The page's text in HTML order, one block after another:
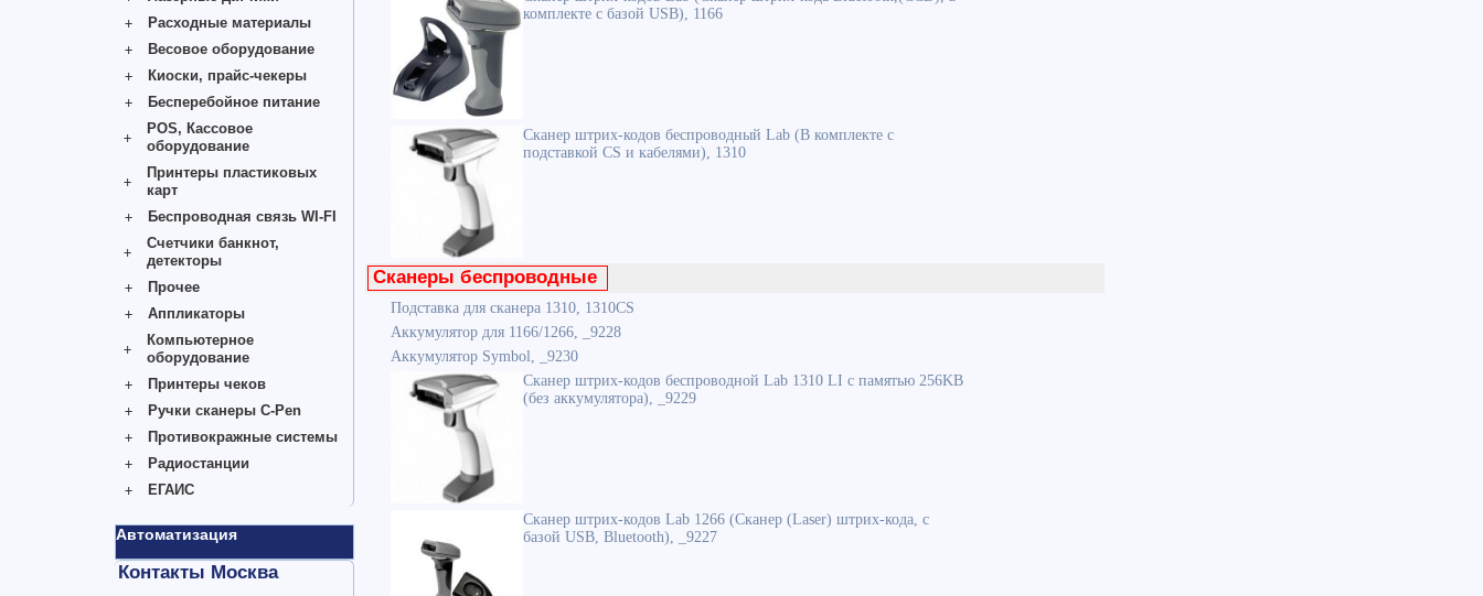
Расходные материалы
Весовое оборудование
Киоски, прайс-чекеры
Бесперебойное питание
POS, Кассовое
оборудование
Принтеры пластиковых
карт
Беспроводная связь WI-FI
Счетчики банкнот,
детекторы
Прочее
Аппликаторы
Компьютерное
оборудование
Принтеры чеков
Ручки сканеры C-Pen
Противокражные системы
Радиостанции
ЕГАИС
Автоматизация
Контакты Москва
комплекте с базой USB), 1166
Сканер штрих-кодов беспроводный Lab (В комплекте с
подставкой CS и кабелями), 1310
Сканеры беспроводные
Подставка для сканера 1310, 1310CS
Аккумулятор для 1166/1266, _9228
Аккумулятор Symbol, _9230
Сканер штрих-кодов беспроводной Lab 1310 LI с памятью 256KB
(без аккумулятора), _9229
Сканер штрих-кодов Lab 1266 (Сканер (Laser) штрих-кода, с
базой USB, Bluetooth), _9227